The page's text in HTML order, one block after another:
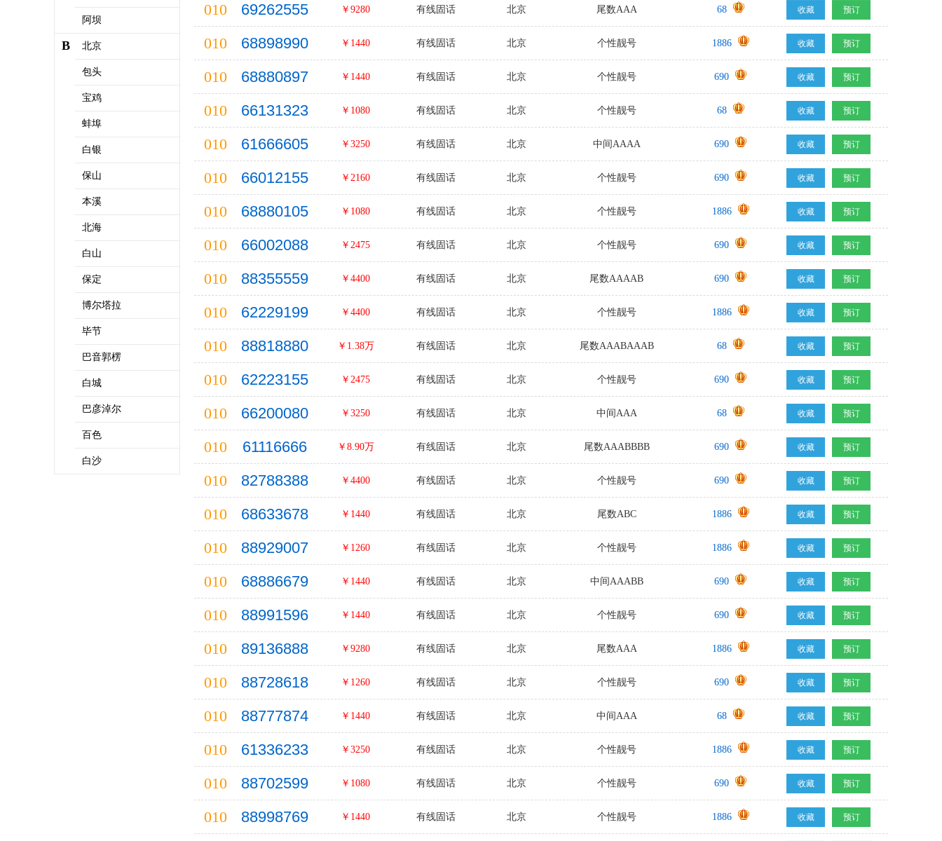
阿坝
B 北京
包头
宝鸡
蚌埠
白银
保山
本溪
北海
白山
保定
博尔塔拉
毕节
巴音郭楞
白城
巴彦淖尔
百色
白沙
010 69262555 ￥9280 有线固话 北京 尾数AAA 68 收藏 预订
010 68898990 ￥1440 有线固话 北京 个性靓号 1886 收藏 预订
010 68880897 ￥1440 有线固话 北京 个性靓号 690 收藏 预订
010 66131323 ￥1080 有线固话 北京 个性靓号 68 收藏 预订
010 61666605 ￥3250 有线固话 北京 中间AAAA 690 收藏 预订
010 66012155 ￥2160 有线固话 北京 个性靓号 690 收藏 预订
010 68880105 ￥1080 有线固话 北京 个性靓号 1886 收藏 预订
010 66002088 ￥2475 有线固话 北京 个性靓号 690 收藏 预订
010 88355559 ￥4400 有线固话 北京 尾数AAAAB 690 收藏 预订
010 62229199 ￥4400 有线固话 北京 个性靓号 1886 收藏 预订
010 88818880 ￥1.38万 有线固话 北京 尾数AAABAAAB 68 收藏 预订
010 62223155 ￥2475 有线固话 北京 个性靓号 690 收藏 预订
010 66200080 ￥3250 有线固话 北京 中间AAA 68 收藏 预订
010 61116666 ￥8.90万 有线固话 北京 尾数AAABBBB 690 收藏 预订
010 82788388 ￥4400 有线固话 北京 个性靓号 690 收藏 预订
010 68633678 ￥1440 有线固话 北京 尾数ABC 1886 收藏 预订
010 88929007 ￥1260 有线固话 北京 个性靓号 1886 收藏 预订
010 68886679 ￥1440 有线固话 北京 中间AAABB 690 收藏 预订
010 88991596 ￥1440 有线固话 北京 个性靓号 690 收藏 预订
010 89136888 ￥9280 有线固话 北京 尾数AAA 1886 收藏 预订
010 88728618 ￥1260 有线固话 北京 个性靓号 690 收藏 预订
010 88777874 ￥1440 有线固话 北京 中间AAA 68 收藏 预订
010 61336233 ￥3250 有线固话 北京 个性靓号 1886 收藏 预订
010 88702599 ￥1080 有线固话 北京 个性靓号 690 收藏 预订
010 88998769 ￥1440 有线固话 北京 个性靓号 1886 收藏 预订